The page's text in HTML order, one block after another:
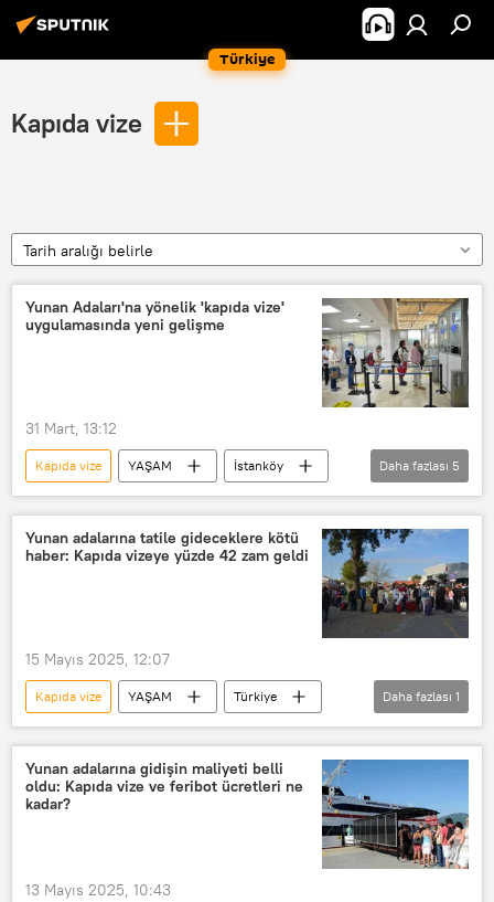
Türkiye
Kapıda vize
Tarih aralığı belirle
Yunan Adaları'na yönelik 'kapıda vize'
uygulamasında yeni gelişme
31 Mart, 13:12
Kapıda vize YAŞAM
İstanköy
Midilli
Meis
Vize
Yunanistan
Türk vatandaşı
Daha fazlası 5
Yunan adalarına tatile gideceklere kötü
haber: Kapıda vizeye yüzde 42 zam geldi
15 Mayıs 2025, 12:07
Kapıda vize YAŞAM
Türkiye
Yunanistan
Daha fazlası 1
Yunan adalarına gidişin maliyeti belli
oldu: Kapıda vize ve feribot ücretleri ne
kadar?
13 Mayıs 2025, 10:43